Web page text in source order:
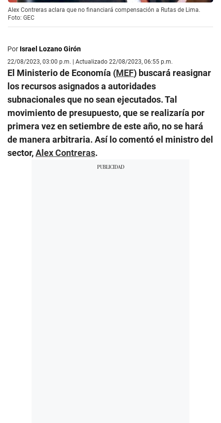
Alex Contreras aclara que no financiará compensación a Rutas de Lima.
Foto: GEC
Por Israel Lozano Girón
22/08/2023, 03:00 p.m. | Actualizado 22/08/2023, 06:55 p.m.
El Ministerio de Economía (MEF) buscará reasignar
los recursos asignados a autoridades
subnacionales que no sean ejecutados. Tal
movimiento de presupuesto, que se realizaría por
primera vez en setiembre de este año, no se hará
de manera arbitraria. Así lo comentó el ministro del
sector,Alex Contreras.